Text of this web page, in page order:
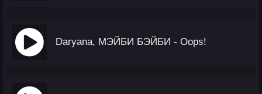
Daryana, МЭЙБИ БЭЙБИ - Oops!